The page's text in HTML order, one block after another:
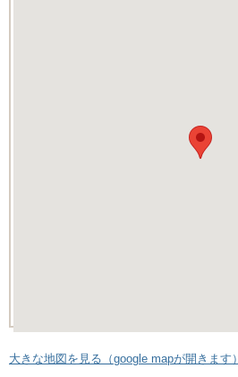
大きな地図を見る（google mapが開きます）